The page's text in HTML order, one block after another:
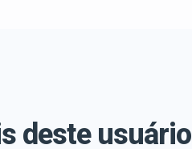
deste usuário